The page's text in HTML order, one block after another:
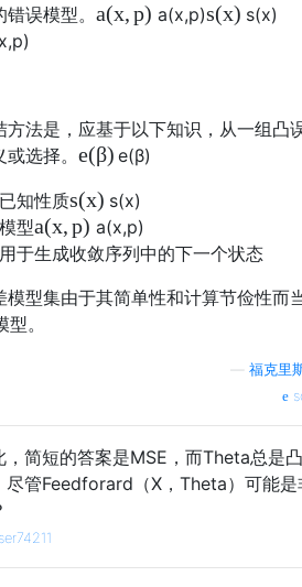
误模型。 a(x, p) a(x,p)s(x) s(x)
x,p)
方法是，应基于以下知识，从一组凸
选择。 e(β) e(β)
知性质s(x) s(x)
型a(x, p) a(x,p)
于生成收敛序列中的下一个状态
模型集由于其简单性和计算节俭性而
。
福克里
，简短的答案是MSE，而Theta总是凸
尽管Feedforard（X，Theta）可能是